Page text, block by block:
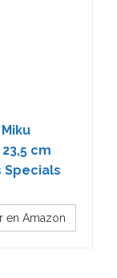
Miku
cm
en Amazon